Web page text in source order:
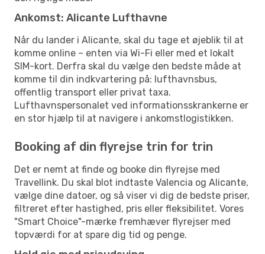
Ankomst: Alicante Lufthavne
Når du lander i Alicante, skal du tage et øjeblik til at
komme online – enten via Wi-Fi eller med et lokalt
SIM-kort. Derfra skal du vælge den bedste måde at
komme til din indkvartering på: lufthavnsbus,
offentlig transport eller privat taxa.
Lufthavnspersonalet ved informationsskrankerne er
en stor hjælp til at navigere i ankomstlogistikken.
Booking af din flyrejse trin for trin
Det er nemt at finde og booke din flyrejse med
Travellink. Du skal blot indtaste Valencia og Alicante,
vælge dine datoer, og så viser vi dig de bedste priser,
filtreret efter hastighed, pris eller fleksibilitet. Vores
"Smart Choice"-mærke fremhæver flyrejser med
topværdi for at spare dig tid og penge.